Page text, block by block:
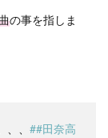
の事を指しま
、 ##田奈高